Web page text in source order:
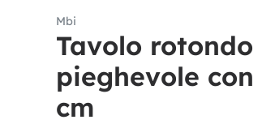
Mbi
Tavolo
pieghevole
cm